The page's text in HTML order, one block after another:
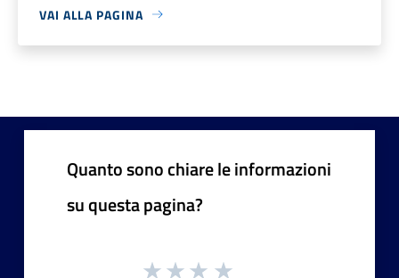
VAI ALLA PAGINA
Quanto sono chiare le informazioni
su questa pagina?